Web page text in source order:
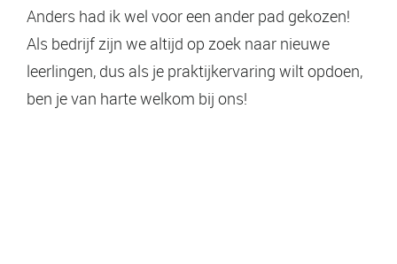
Anders had ik wel voor een ander pad gekozen!
Als bedrijf zijn we altijd op zoek naar nieuwe
leerlingen, dus als je praktijkervaring wilt opdoen,
ben je van harte welkom bij ons!